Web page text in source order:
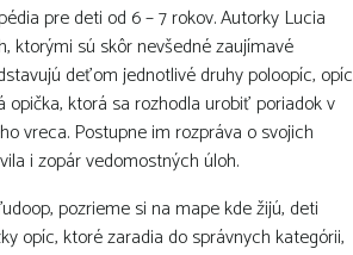
pre deti od 6 – 7 rokov. Autorky Lucia
ktorými sú skôr nevšedné zaujímavé
deťom jednotlivé druhy poloopíc, opíc
ktorá sa rozhodla urobiť poriadok v
vreca. Postupne im rozpráva o svojich
i zopár vedomostných úloh.
pozrieme si na mape kde žijú, deti
opíc, ktoré zaradia do správnych kategórii,